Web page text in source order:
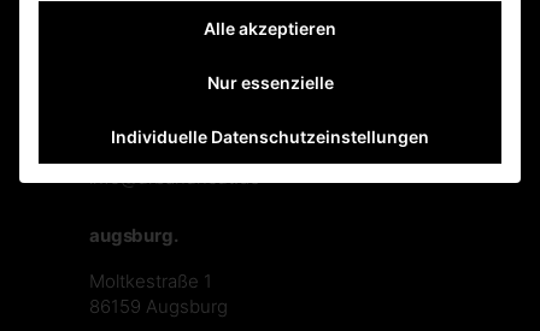
Stresemannstraße 23
info@urbanuncut.de
augsburg.
Moltkestraße 1
86159 Augsburg
Alle akzeptieren
Nur essenzielle
Individuelle Datenschutzeinstellungen